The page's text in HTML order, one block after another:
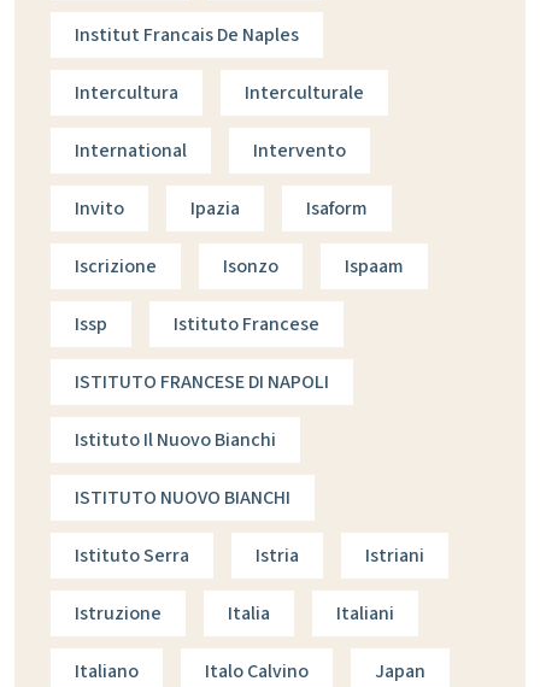
Institut Francais De Naples
Intercultura Interculturale
International Intervento
Invito Ipazia Isaform
Iscrizione Isonzo Ispaam
Issp Istituto Francese
ISTITUTO FRANCESE DI NAPOLI
Istituto Il Nuovo Bianchi
ISTITUTO NUOVO BIANCHI
Istituto Serra Istria Istriani
Istruzione Italia Italiani
Italiano Italo Calvino Japan